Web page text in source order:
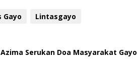
Gayo Lintasgayo
Serukan Doa Masyarakat Gayo